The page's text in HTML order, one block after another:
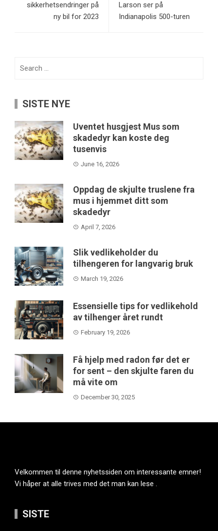
sikkerhetsendringer på
ny bil for 2023
Larson ser på
Indianapolis 500-turen
SISTE NYE
Uventet husgjest Mus som
skadedyr kan koste deg
tusenvis
June 16, 2026
Oppdag de skjulte truslene fra
mus i hjemmet ditt som
skadedyr
April 7, 2026
Slik vedlikeholder du
tilhengeren for langvarig bruk
March 19, 2026
Essensielle tips for vedlikehold
av tilhenger året rundt
February 19, 2026
Få hjelp med radon før det er
for sent – den skjulte faren du
må vite om
December 30, 2025
Velkommen til denne nyhetssiden om interessante emner!
Vi håper at alle trives med det man kan lese .
SISTE